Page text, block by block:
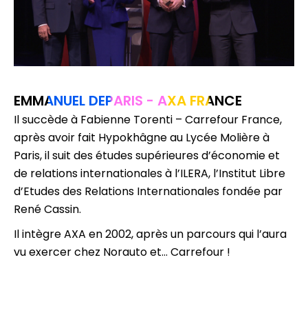
EMMANUEL DEPARIS - AXA FRANCE
Il succède à Fabienne Torenti – Carrefour France,
après avoir fait Hypokhâgne au Lycée Molière à
Paris, il suit des études supérieures d’économie et
de relations internationales à l’ILERA, l’Institut Libre
d’Etudes des Relations Internationales fondée par
René Cassin.
Il intègre AXA en 2002, après un parcours qui l’aura
vu exercer chez Norauto et… Carrefour !